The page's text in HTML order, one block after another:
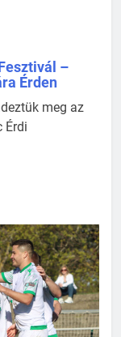
–
Érden
meg az
Érdi